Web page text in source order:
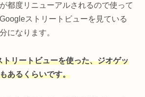
都度リニューアルされるので使って
ストリートビューを見ている
になります。
リートビューを使った、ジオゲッ
あるくらいです。